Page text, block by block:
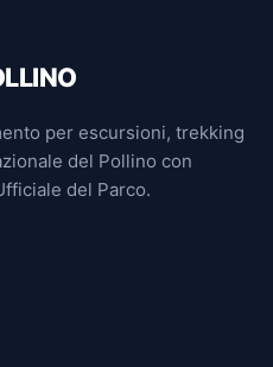
per escursioni, trekking
del Pollino con
del Parco.